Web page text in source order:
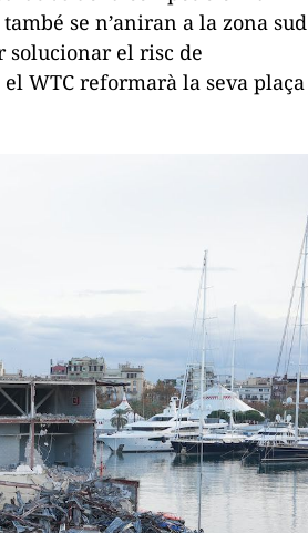
se n’aniran a la zona sud
solucionar el risc de
WTC reformarà la seva plaça